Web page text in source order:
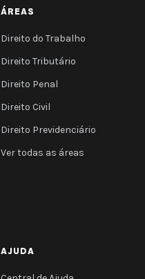
ÁREAS
Direito do Trabalho
Direito Tributário
Direito Penal
Direito Civil
Direito Previdenciário
Ver todas as áreas
AJUDA